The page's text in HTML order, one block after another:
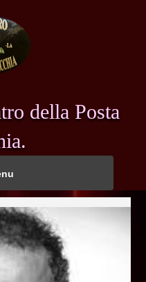
della Posta